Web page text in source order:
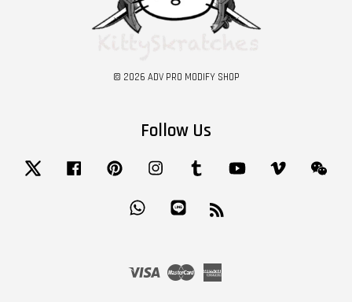
© 2026 ADV PRO MODIFY SHOP
Follow Us
Twitter Facebook Pinterest Instagram Tumblr YouTube Vimeo
Whatsapp
Visa Master